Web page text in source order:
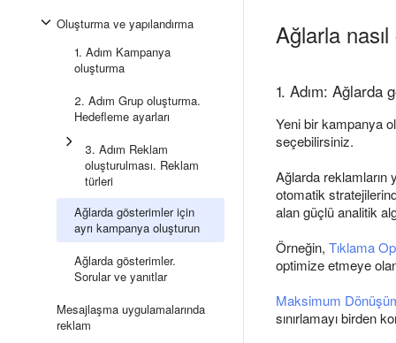
Oluşturma ve yapılandırma
1. Adım Kampanya
oluşturma
2. Adım Grup oluşturma.
Hedefleme ayarları
3. Adım Reklam
oluşturulması. Reklam
türleri
Ağlarda gösterimler için
ayrı kampanya oluşturun
Ağlarda gösterimler.
Sorular ve yanıtlar
Mesajlaşma uygulamalarında
reklam
Ağlarla nasıl
1. Adım: Ağlarda
Yeni bir kampanya
seçebilirsiniz.
Ağlarda
otomatik
alan güçlü analitik
Örneğin, Tıklama
optimize etmeye
Maksimum
sınırlamayı birden